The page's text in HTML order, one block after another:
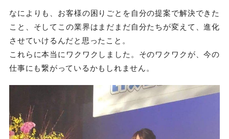
なによりも、お客様の困りごとを自分の提案で解決できた
こと、そしてこの業界はまだまだ自分たちが変えて、進化
させていけるんだと思ったこと。
これらに本当にワクワクしました。そのワクワクが、今の
仕事にも繋がっているかもしれません。